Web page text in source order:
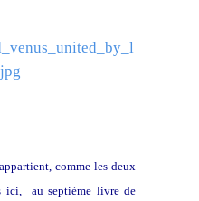
appartient, comme les deux
ici, au septième livre de